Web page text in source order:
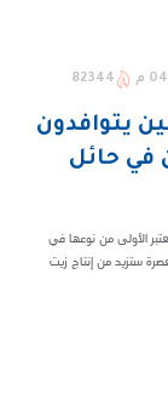
م 82344
يتوافدون
في حائل
الأولى من نوعها في
ستزيد من إنتاج زيت